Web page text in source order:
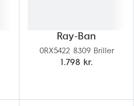
Ray-Ban
0RX5422 8309 Briller
1.798 kr.